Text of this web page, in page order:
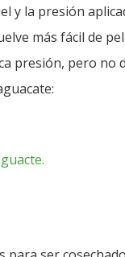
y la presión
más fácil de
presión, pero no